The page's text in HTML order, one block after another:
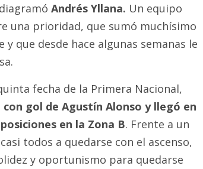
Andrés Yllana. Un equipo
una prioridad, que sumó muchísimo
que desde hace algunas semanas le
fecha de la Primera Nacional,
gol de Agustín Alonso y llegó en
en la Zona B. Frente a un
todos a quedarse con el ascenso,
y oportunismo para quedarse